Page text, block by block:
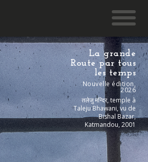
La grande
Route par tous
les temps
Nouvelle édition,
2026
तलेजु मन्दिर, temple à
Taleju Bhawani, vu de
Bishal Bazar,
Katmandou, 2001